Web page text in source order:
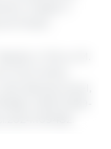
meglio il
finale...
A. Brun, M.
Pork belly
fatness level,
ISSN 0309-